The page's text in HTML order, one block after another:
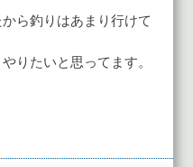
ら釣りはあまり行けて
りたいと思ってます。